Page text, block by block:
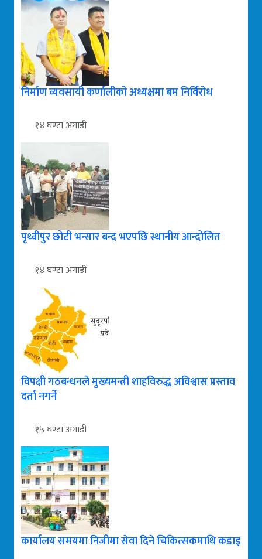
निर्माण व्यवसायी कर्णालीको अध्यक्षमा बम निर्विरोध
१४ घण्टा अगाडी
पृथ्वीपुर छोटी भन्सार बन्द भएपछि स्थानीय आन्दोलित
१४ घण्टा अगाडी
विपक्षी गठबन्धनले मुख्यमन्त्री शाहविरुद्ध अविश्वास प्रस्ताव
दर्ता नगर्ने
१५ घण्टा अगाडी
कार्यालय समयमा निजीमा सेवा दिने चिकित्सकमाथि कडाइ